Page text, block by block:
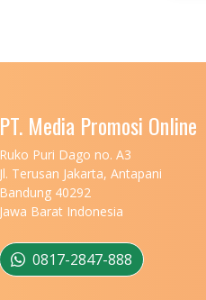
PT. Media Promosi Online
Ruko Puri Dago no. A3
Jl. Terusan Jakarta, Antapani
Bandung 40292
Jawa Barat Indonesia
0817-2847-888